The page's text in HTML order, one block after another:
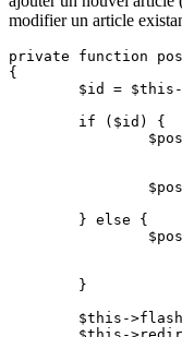
modifier un article
private function
{